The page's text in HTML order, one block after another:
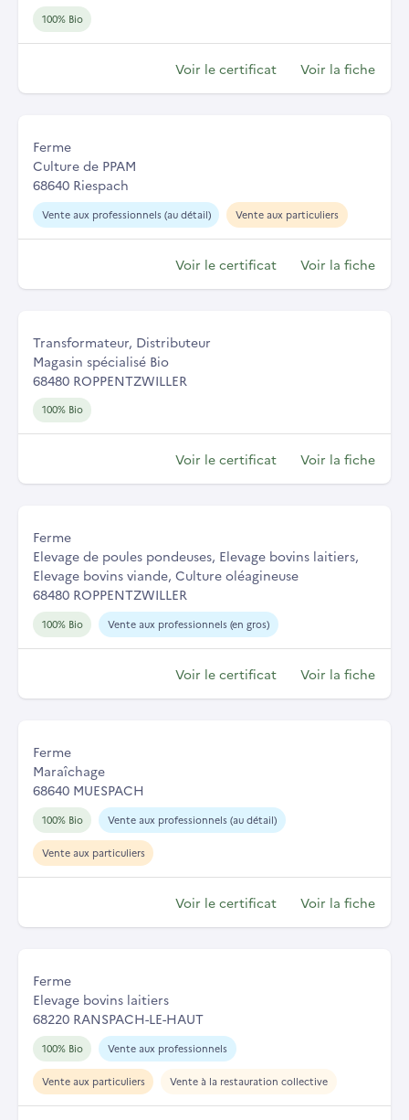
100% Bio
Voir le certificat Voir la fiche
Ferme
Culture de PPAM
68640 Riespach
Vente aux professionnels (au détail) Vente aux particuliers
Voir le certificat Voir la fiche
Transformateur, Distributeur
Magasin spécialisé Bio
68480 ROPPENTZWILLER
100% Bio
Voir le certificat Voir la fiche
Ferme
Elevage de poules pondeuses, Elevage bovins laitiers,
Elevage bovins viande, Culture oléagineuse
68480 ROPPENTZWILLER
100% Bio Vente aux professionnels (en gros)
Voir le certificat Voir la fiche
Ferme
Maraîchage
68640 MUESPACH
100% Bio Vente aux professionnels (au détail)
Vente aux particuliers
Voir le certificat Voir la fiche
Ferme
Elevage bovins laitiers
68220 RANSPACH-LE-HAUT
100% Bio Vente aux professionnels
Vente aux particuliers Vente à la restauration collective